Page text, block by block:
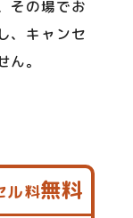
その場でお
、キャンセ
。
ル料無料